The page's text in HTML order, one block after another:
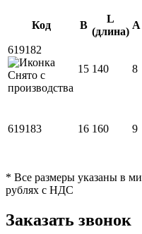
Код B
L
(длина)
A
619182
15 140 8
619183 16 160 9
* Все размеры указаны в
рублях с НДС
Заказать звонок